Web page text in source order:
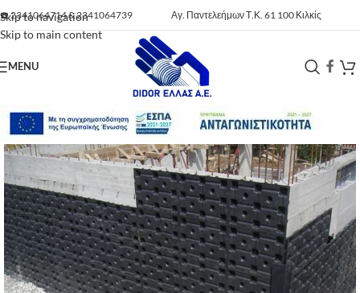
Skip to navigation
Skip to main content
☎️2341064714&2341064739 Αγ. Παντελεήμων Τ.Κ. 61 100 Κιλκίς
MENU